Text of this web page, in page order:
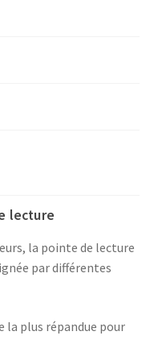
lecture
la pointe de lecture
par différentes
la plus répandue pour